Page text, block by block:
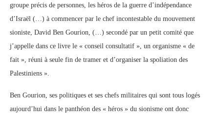
groupe précis de personnes, les héros de la guerre d’indépendance
d’Israël (…) à commencer par le chef incontestable du mouvement
sioniste, David Ben Gourion, (…) secondé par un petit comité que
j’appelle dans ce livre le « conseil consultatif », un organisme « de
fait », réuni à seule fin de tramer et d’organiser la spoliation des
Palestiniens ».
Ben Gourion, ses politiques et ses chefs militaires qui sont tous logés
aujourd’hui dans le panthéon des « héros » du sionisme ont donc